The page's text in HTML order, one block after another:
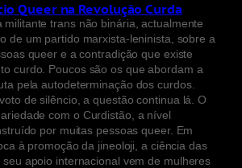
Queer na Revolução Curda
militante trans não binária, actualmente
de um partido marxista-leninista, sobre a
queer e a contradição que existe
curdo. Poucos são os que abordam a
pela autodeterminação dos curdos.
de silêncio, a questão continua lá. O
com o Curdistão, a nível
por muitas pessoas queer. Em
à promoção da jineoloji, a ciência das
apoio internacional vem de mulheres